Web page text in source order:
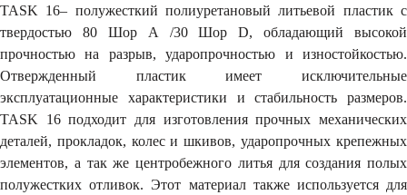
TASK 16– полужесткий полиуретановый литьевой пластик с
твердостью 80 Шор А /30 Шор D, обладающий высокой
прочностью на разрыв, ударопрочностью и изностойкостью.
Отвержденный пластик имеет исключительные
эксплуатационные характеристики и стабильность размеров.
TASK 16 подходит для изготовления прочных механических
деталей, прокладок, колес и шкивов, ударопрочных крепежных
элементов, а так же центробежного литья для создания полых
полужестких отливок. Этот материал также используется для